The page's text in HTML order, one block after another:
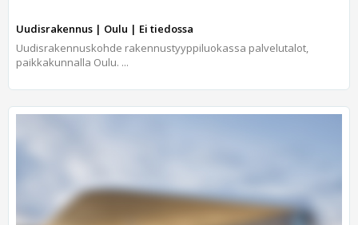
Uudisrakennus | Oulu | Ei tiedossa
Uudisrakennuskohde rakennustyyppiluokassa palvelutalot,
paikkakunnalla Oulu. ...